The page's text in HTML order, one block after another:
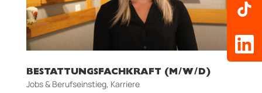
BESTATTUNGSFACHKRAFT (M/W/D)
Jobs & Berufseinstieg, Karriere